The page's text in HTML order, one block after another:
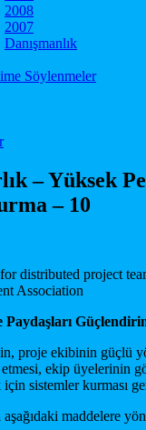
2008
2007
Danışmanlık
Söylenmeler
– Yüksek
– 10
proje ekibinin güçlü
etmesi, ekip üyelerinin
için sistemler kurması
maddelere